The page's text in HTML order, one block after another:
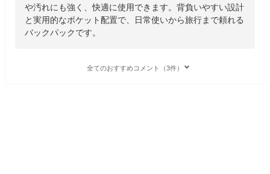
や汚れにも強く、快適に使用できます。背負いやすい設計
と実用的なポケット配置で、日常使いから旅行まで頼れる
バックパックです。
全てのおすすめコメント（3件）